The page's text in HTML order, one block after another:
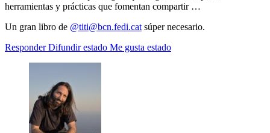
herramientas y prácticas que fomentan compartir …
Un gran libro de @titi@bcn.fedi.cat súper necesario.
Responder Difundir estado Me gusta estado